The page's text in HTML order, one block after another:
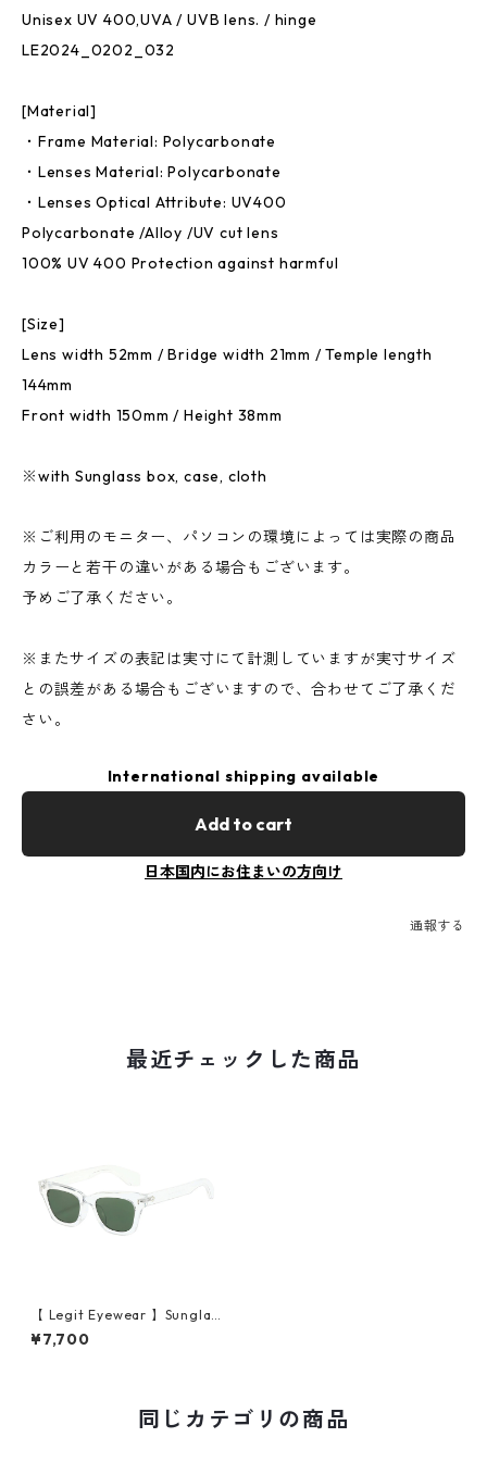
Unisex UV 400,UVA / UVB lens. / hinge
LE2024_0202_032
[Material]
・Frame Material: Polycarbonate
・Lenses Material: Polycarbonate
・Lenses Optical Attribute: UV400
Polycarbonate /Alloy /UV cut lens
100% UV 400 Protection against harmful
[Size]
Lens width 52mm / Bridge width 21mm / Temple length
144mm
Front width 150mm / Height 38mm
※with Sunglass box, case, cloth
※ご利用のモニター、パソコンの環境によっては実際の商品
カラーと若干の違いがある場合もございます。
予めご了承ください。
※またサイズの表記は実寸にて計測していますが実寸サイズ
との誤差がある場合もございますので、合わせてご了承くだ
さい。
International shipping available
Add to cart
日本国内にお住まいの方向け
通報する
最近チェックした商品
【 Legit Eyewear 】Sunglas
ses Seinei (Clear/Green)
¥7,700
同じカテゴリの商品